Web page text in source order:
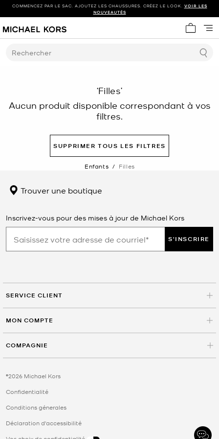
COMMENCEZ PAR LE SAC. AJOUTEZ LES CHAUSSURES. CRÉEZ LE LOOK. VOIR LES
NOUVEAUTÉS
Mon
Rechercher
‘Filles’
Aucun produit disponible correspondant à vos
filtres.
SUPPRIMER TOUS LES FILTRES
Enfants / Filles
Trouver une boutique
Inscrivez-vous pour des mises à jour de Michael Kors
S'INSCRIRE
SERVICE CLIENT
MON COMPTE
COMPAGNIE
©2026 Michael Kors
Confidentialité
Conditions génerales
Déclaration d'accessibilité